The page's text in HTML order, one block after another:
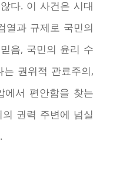
다. 이 사건은 시대
열과 규제로 국민의
음, 국민의 윤리 수
권위적 관료주의,
에서 편안함을 찾는
권력 주변에 넘실